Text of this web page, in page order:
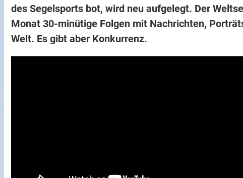
des Segelsports bot, wird neu aufgelegt. Der
Monat 30-minütige Folgen mit Nachrichten,
Welt. Es gibt aber Konkurrenz.